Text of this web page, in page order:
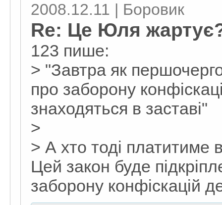
2008.12.11 | Боровик
Re: Це Юля
123 пише:
> "Завтра як
про заборону
знаходяться в заставі"
>
> А хто тоді платитиме
Цей закон буде
заборону конфіскацій